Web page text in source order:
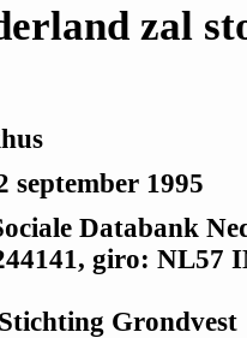
zal
september 1995
Databank
giro: NL57
Grondvest